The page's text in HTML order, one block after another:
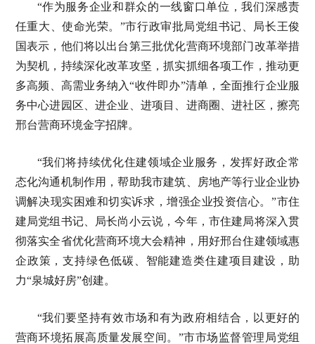
“作为服务企业和群众的一线窗口单位，我们深感责
任重大、使命光荣。”市行政审批局党组书记、局长王俊
国表示，他们将以出台第三批优化营商环境部门改革举措
为契机，持续深化改革攻坚，抓实抓细各项工作，推动更
多高频、高需业务纳入“收件即办”清单，全面推行企业服
务中心进园区、进企业、进项目、进商圈、进社区，擦亮
邢台营商环境金字招牌。
“我们将持续优化住建领域企业服务，发挥好政企常
态化沟通机制作用，帮助我市建筑、房地产等行业企业协
调解决现实困难和切实诉求，增强企业投资信心。”市住
建局党组书记、局长尚小云说，今年，市住建局将深入贯
彻落实全省优化营商环境大会精神，用好邢台住建领域惠
企政策，支持绿色低碳、智能建造类住建项目建设，助
力“泉城好房”创建。
“我们要坚持有效市场和有为政府相结合，以更好的
营商环境拓展高质量发展空间。”市市场监督管理局党组